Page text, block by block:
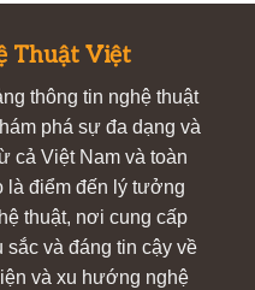
Thuật Việt
thông tin nghệ thuật
phá sự đa dạng và
cả Việt Nam và toàn
là điểm đến lý tưởng
thuật, nơi cung cấp
sắc và đáng tin cậy về
và xu hướng nghệ